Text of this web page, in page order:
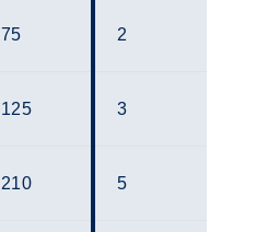
75 2
125 3
210 5